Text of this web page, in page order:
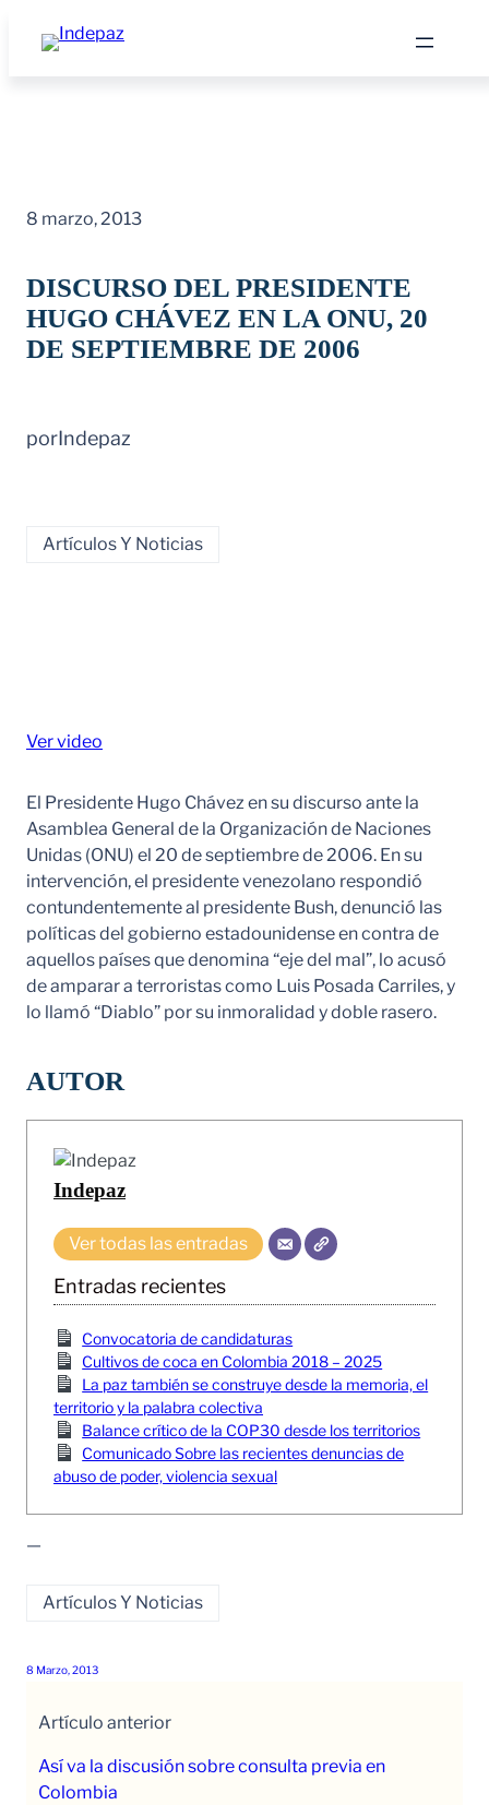
8 marzo, 2013
DISCURSO DEL PRESIDENTE
HUGO CHÁVEZ EN LA ONU, 20
DE SEPTIEMBRE DE 2006
porIndepaz
Artículos Y Noticias
Ver video
El Presidente Hugo Chávez en su discurso ante la
Asamblea General de la Organización de Naciones
Unidas (ONU) el 20 de septiembre de 2006. En su
intervención, el presidente venezolano respondió
contundentemente al presidente Bush, denunció las
políticas del gobierno estadounidense en contra de
aquellos países que denomina “eje del mal”, lo acusó
de amparar a terroristas como Luis Posada Carriles, y
lo llamó “Diablo” por su inmoralidad y doble rasero.
AUTOR
Indepaz
Ver todas las entradas
Entradas recientes
Convocatoria de candidaturas
Cultivos de coca en Colombia 2018 – 2025
La paz también se construye desde la memoria, el
territorio y la palabra colectiva
Balance crítico de la COP30 desde los territorios
Comunicado Sobre las recientes denuncias de
abuso de poder, violencia sexual
—
Artículos Y Noticias
8 Marzo, 2013
Artículo anterior
Así va la discusión sobre consulta previa en
Colombia